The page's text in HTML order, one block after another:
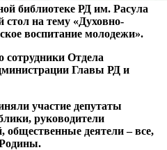
библиотеке РД им. Расула
на тему «Духовно-
воспитание молодежи».
сотрудники Отдела
Главы РД и
участие депутаты
руководители
общественные деятели – все,
Родины.